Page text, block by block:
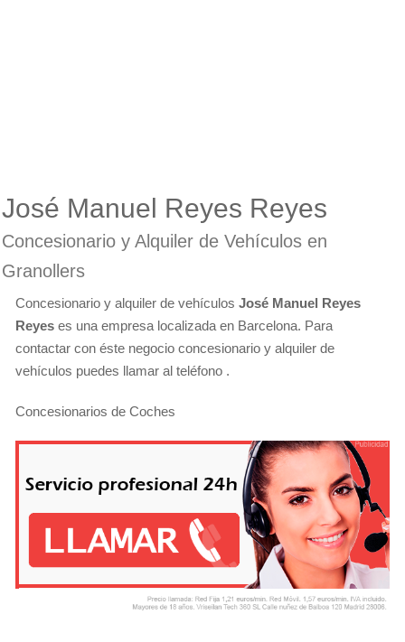
José Manuel Reyes Reyes
Concesionario y Alquiler de Vehículos en
Granollers
Concesionario y alquiler de vehículos José Manuel Reyes
Reyes es una empresa localizada en Barcelona. Para
contactar con éste negocio concesionario y alquiler de
vehículos puedes llamar al teléfono .
Concesionarios de Coches